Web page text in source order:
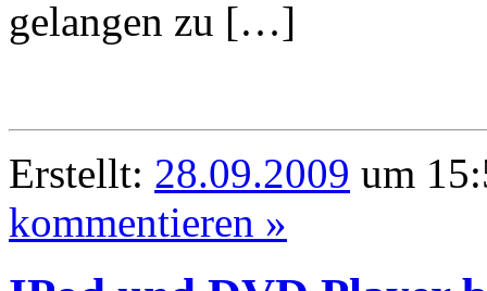
gelangen zu […]
Erstellt: 28.09.2009 um
kommentieren »